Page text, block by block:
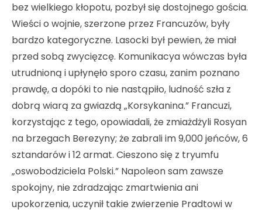
bez wielkiego kłopotu, pozbył się dostojnego gościa.
Wieści o wojnie, szerzone przez Francuzów, były
bardzo kategoryczne. Lasocki był pewien, że miał
przed sobą zwycięzcę. Komunikacya wówczas była
utrudnioną i upłynęło sporo czasu, zanim poznano
prawdę, a dopóki to nie nastąpiło, ludność szła z
dobrą wiarą za gwiazdą „Korsykanina.” Francuzi,
korzystając z tego, opowiadali, że zmiażdżyli Rosyan
na brzegach Berezyny; że zabrali im 9,000 jeńców, 6
sztandarów i 12 armat. Cieszono się z tryumfu
„oswobodziciela Polski.” Napoleon sam zawsze
spokojny, nie zdradzając zmartwienia ani
upokorzenia, uczynił takie zwierzenie Pradtowi w